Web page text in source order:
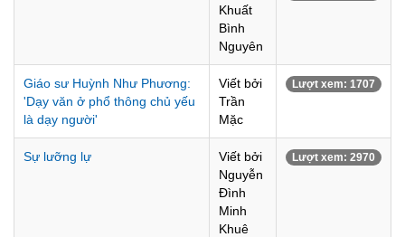
Khuất
Bình
Nguyên
Giáo sư Huỳnh Như Phương:
'Dạy văn ở phổ thông chủ yếu
là dạy người'
Viết bởi
Trần
Mặc
Lượt xem: 1707
Sự lưỡng lự
Viết bởi
Nguyễn
Đình
Minh
Khuê
Lượt xem: 2970